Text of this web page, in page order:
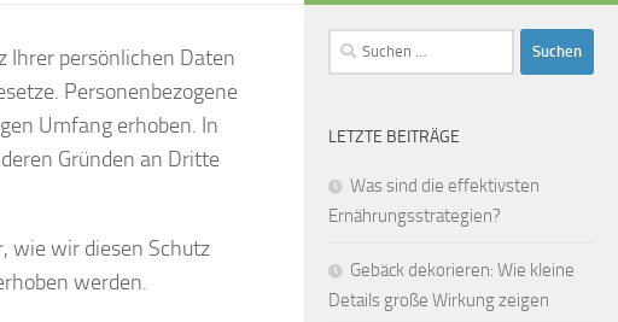
Ihrer persönlichen Daten
Personenbezogene
Umfang erhoben. In
Gründen an Dritte
wie wir diesen Schutz
werden.
Suchen
nach:
LETZTE BEITRÄGE
Was sind die effektivsten
Ernährungsstrategien?
Gebäck dekorieren: Wie kleine
Details große Wirkung zeigen